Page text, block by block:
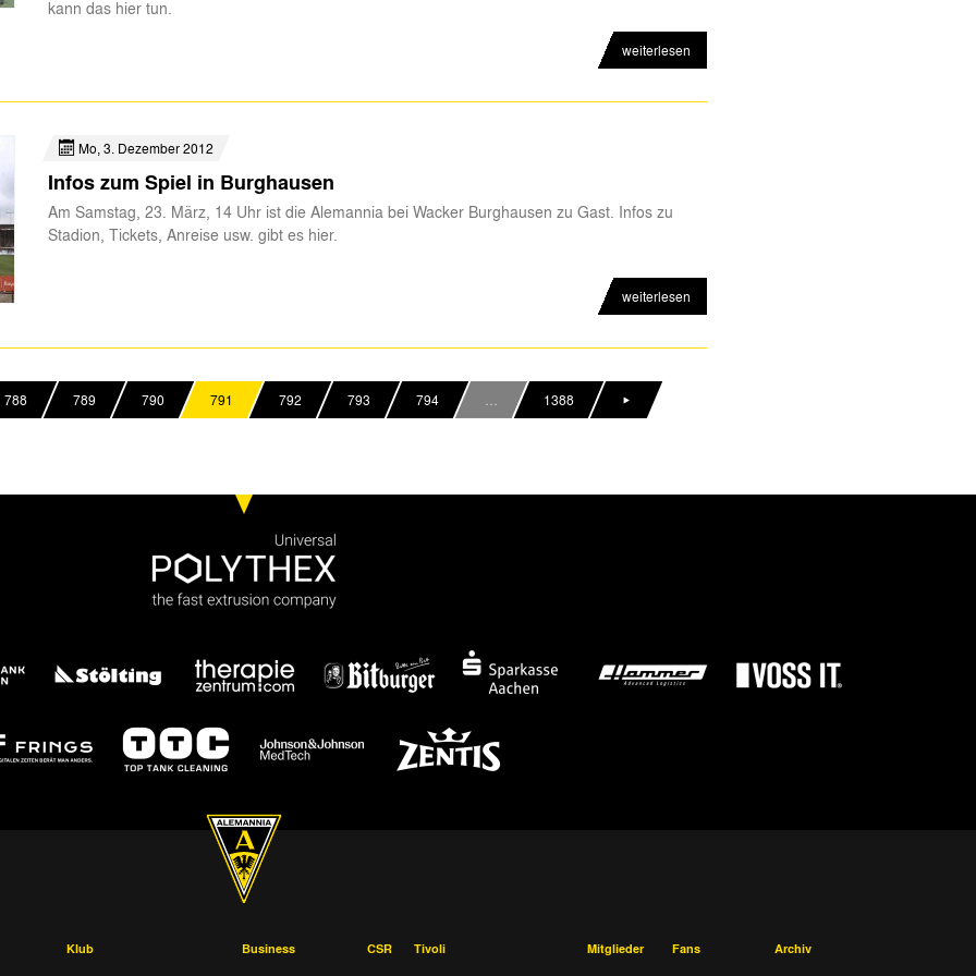
kann das hier tun.
weiterlesen
Mo, 3. Dezember 2012
Infos zum Spiel in Burghausen
Am Samstag, 23. März, 14 Uhr ist die Alemannia bei Wacker Burghausen zu Gast. Infos zu
Stadion, Tickets, Anreise usw. gibt es hier.
weiterlesen
788 789 790 791 792 793 794 … 1388
Klub
Business
CSR
Tivoli
Mitglieder
Fans
Archiv